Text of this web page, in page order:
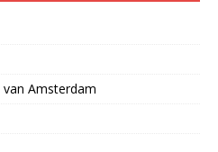
Amsterdam